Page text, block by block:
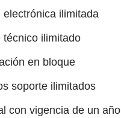
electrónica ilimitada
técnico ilimitado
en bloque
soporte ilimitados
con vigencia de un año